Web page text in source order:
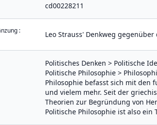
cd00228211
:
Leo Strauss' Denkweg
Politisches Denken > Politische
Politische Philosophie >
Philosophie befasst sich mit den
und vielem mehr. Seit der
Theorien zur Begründung von
Politische Philosophie ist also